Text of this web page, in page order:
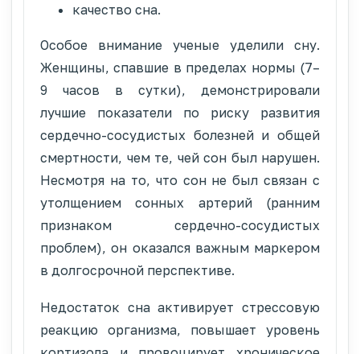
качество сна.
Особое внимание ученые уделили сну.
Женщины, спавшие в пределах нормы (7–
9 часов в сутки), демонстрировали
лучшие показатели по риску развития
сердечно-сосудистых болезней и общей
смертности, чем те, чей сон был нарушен.
Несмотря на то, что сон не был связан с
утолщением сонных артерий (ранним
признаком сердечно-сосудистых
проблем), он оказался важным маркером
в долгосрочной перспективе.
Недостаток сна активирует стрессовую
реакцию организма, повышает уровень